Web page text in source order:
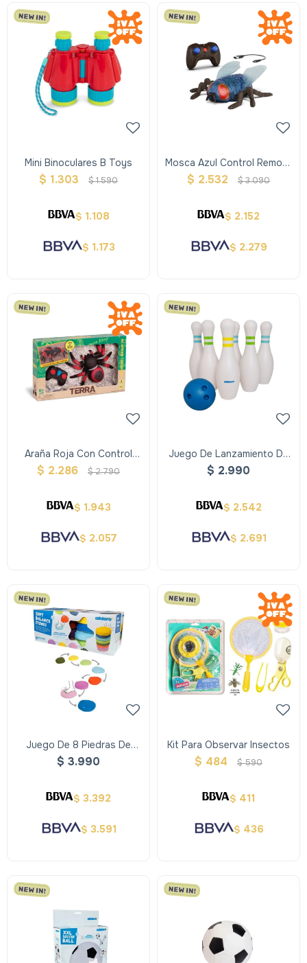
Mini Binoculares B Toys
$ 1.303 $1.590
$ 1.108
$ 1.173
Mosca Azul Control Remoto
Terra
$ 2.532 $3.090
$ 2.152
$ 2.279
Araña Roja Con Control
Remoto Terra
$ 2.286 $2.790
$ 1.943
$ 2.057
Juego De Lanzamiento De
Bolos Xxl - Alldoro
$ 2.990
$ 2.542
$ 2.691
Juego De 8 Piedras De
Equilibrio Alldoro
$ 3.990
$ 3.392
$ 3.591
Kit Para Observar Insectos
$ 484 $ 590
$ 411
$ 436